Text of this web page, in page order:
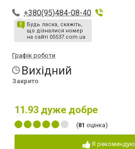
+380(95)484-08-40
Будь ласка, скажіть,
що дізналися номер
на сайті 05537.com.ua
Графік роботи
Вихідний
Закрито
11.93 дуже добре
(81 оцінка)
Я рекомендую